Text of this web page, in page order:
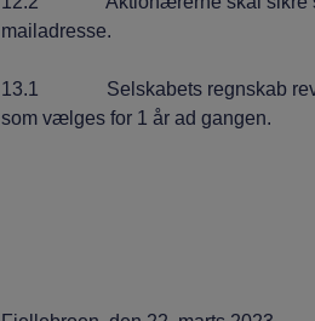
mailadresse.
13.1 Selskabets regnskab
som vælges for 1 år ad gangen.